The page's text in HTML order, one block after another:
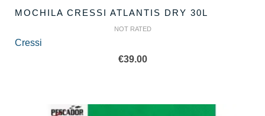
MOCHILA CRESSI ATLANTIS DRY 30L
NOT RATED
Cressi
€39.00